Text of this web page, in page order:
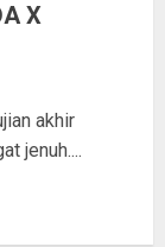
X
akhir
jenuh....